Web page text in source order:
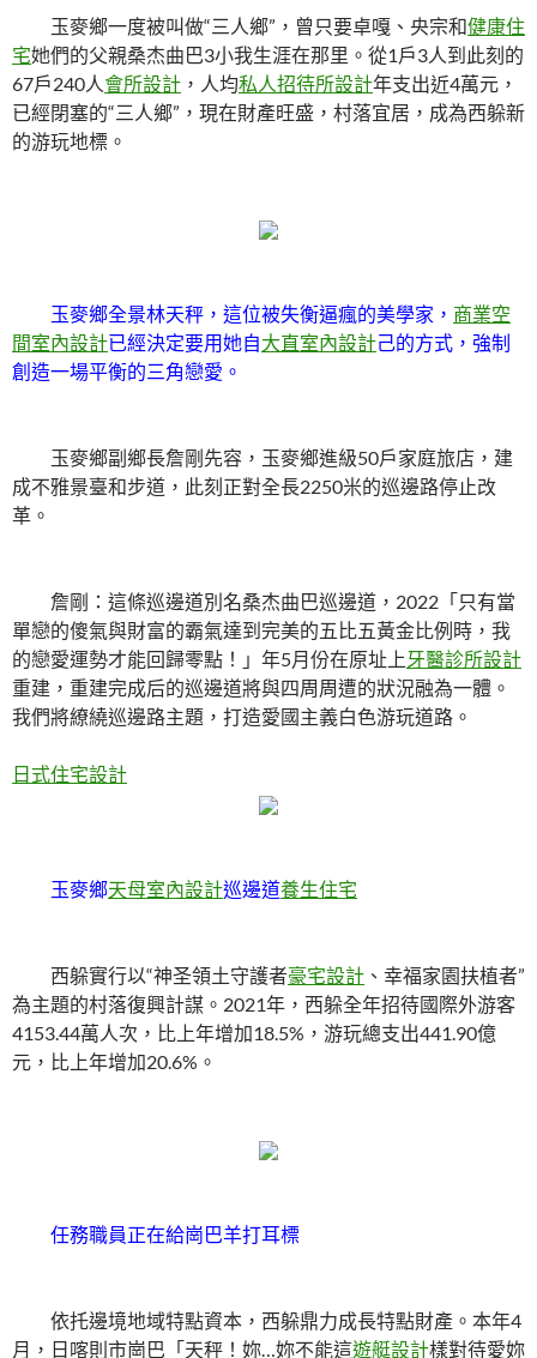
玉麥鄉一度被叫做“三人鄉”，曾只要卓嘎、央宗和健康住
宅她們的父親桑杰曲巴3小我生涯在那里。從1戶3人到此刻的
67戶240人會所設計 ，人均私人招待所設計年支出近4萬元，
已經閉塞的“三人鄉”，現在財產旺盛，村落宜居，成為西躲新
的游玩地標。
玉麥鄉全景林天秤，這位被失衡逼瘋的美學家， 商業空
間室內設計已經決定要用她自大直室內設計己的方式，強制
創造一場平衡的三角戀愛。
玉麥鄉副鄉長詹剛先容，玉麥鄉進級50戶家庭旅店，建
成不雅景臺和步道，此刻正對全長2250米的巡邊路停止改
革。
詹剛：這條巡邊道別名桑杰曲巴巡邊道，2022「只有當
單戀的傻氣與財富的霸氣達到完美的五比五黃金比例時，我
的戀愛運勢才能回歸零點！」年5月份在原址上 牙醫診所設計
重建，重建完成后的巡邊道將與四周周遭的狀況融為一體。
我們將繚繞巡邊路主題，打造愛國主義白色游玩道路。
日式住宅設計
玉麥鄉天母室內設計巡邊道養生住宅
西躲實行以“神圣領土守護者豪宅設計 、幸福家園扶植者”
為主題的村落復興計謀。2021年，西躲全年招待國際外游客
4153.44萬人次，比上年增加18.5%，游玩總支出441.90億
元，比上年增加20.6%。
任務職員正在給崗巴羊打耳標
依托邊境地域特點資本，西躲鼎力成長特點財產。本年4
月，日喀則市崗巴「天秤！妳…妳不能這遊艇設計樣對待愛妳